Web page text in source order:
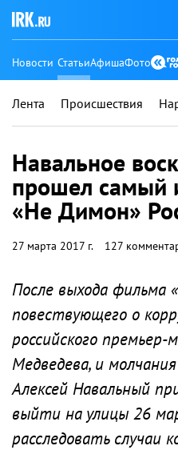
Новости СтатьиАфишаФото
Лента Происшествия
Навальное
прошел самый
«Не Димон»
27 марта 2017 г. 127
После выхода фильма
повествующего о
российского
Медведева, и
Алексей Навальный
выйти на улицы 26
расследовать случаи